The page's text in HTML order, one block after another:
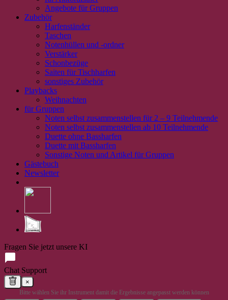
Angebote für Gruppen
Zubehör
Harfenständer
Taschen
Notenhüllen und -ordner
Verstärker
Schonbezüge
Saiten für Tischharfen
sonstiges Zubehör
Playbacks
Weihnachten
für Gruppen
Noten selbst zusammenstellen für 2 – 9 Teilnehmende
Noten selbst zusammenstellen ab 10 Teilnehmende
Duette ohne Bassharfen
Duette mit Bassharfen
Sonstige Noten und Artikel für Gruppen
Gästebuch
Newsletter
Fragen Sie jetzt unsere KI
Chat Support
×
Bitte wählen Sie ihr Instrument damit die Ergebnisse angepasst werden können